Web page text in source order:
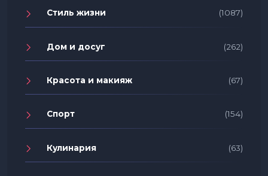
Стиль жизни (1087)
Дом и досуг (262)
Красота и макияж (67)
Спорт (154)
Кулинария (63)